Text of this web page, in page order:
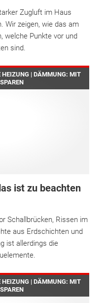
Zugluft im Haus
Wir zeigen, wie das am
welche Punkte vor und
sind.
HEIZUNG | DÄMMUNG: MIT
ist zu beachten
Schallbrücken, Rissen im
aus Erdschichten und
ist allerdings die
HEIZUNG | DÄMMUNG: MIT